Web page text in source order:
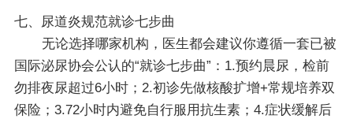
七、尿道炎规范就诊七步曲
无论选择哪家机构，医生都会建议你遵循一套已被
国际泌尿协会公认的“就诊七步曲”：1.预约晨尿，检前
勿排夜尿超过6小时；2.初诊先做核酸扩增+常规培养双
保险；3.72小时内避免自行服用抗生素；4.症状缓解后